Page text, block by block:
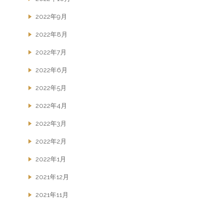
2022年9月
2022年8月
2022年7月
2022年6月
2022年5月
2022年4月
2022年3月
2022年2月
2022年1月
2021年12月
2021年11月